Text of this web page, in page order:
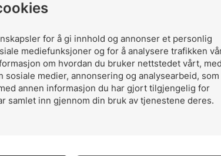
for å gi innhold og annonser et personlig
mediefunksjoner og for å analysere trafikken
om hvordan du bruker nettstedet vårt, med
sosiale medier, annonsering og analysearbeid, som
annen informasjon du har gjort tilgjengelig for
samlet inn gjennom din bruk av tjenestene deres.
man setter pluggen inn i